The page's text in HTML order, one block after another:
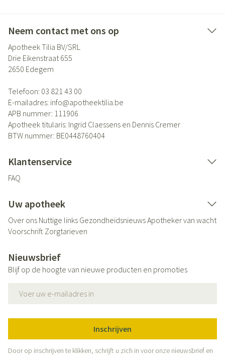
Neem contact met ons op
Apotheek Tilia BV/SRL
Drie Eikenstraat 655
2650 Edegem
Telefoon: 03 821 43 00
E-mailadres: info@apotheektilia.be
APB nummer: 111906
Apotheek titularis: Ingrid Claessens en Dennis Cremer
BTW nummer: BE0448760404
Klantenservice
FAQ
Uw apotheek
Over ons Nuttige links GezondheidsnieuwsApotheker van wacht
Voorschrift Zorgtarieven
Nieuwsbrief
Blijf op de hoogte van nieuwe producten en promoties
Inschrijven
Door op inschrijven te klikken, schrijft u zich in voor onze nieuwsbrief en